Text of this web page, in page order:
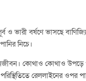
বর্ষণে ভাসছে
নিচে।
কোথাও কোথাও
রেললাইনের ওপর